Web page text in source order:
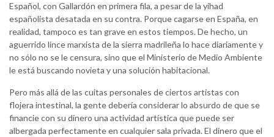
Español, con Gallardón en primera fila, a pesar de la yihad
españolista desatada en su contra. Porque cagarse en España, en
realidad, tampoco es tan grave en estos tiempos. De hecho, un
aguerrido lince marxista de la sierra madrileña lo hace diariamente y
no sólo no se le censura, sino que el Ministerio de Medio Ambiente
le está buscando novieta y una solución habitacional.
Pero más allá de las cuitas personales de ciertos artistas con
flojera intestinal, la gente debería considerar lo absurdo de que se
financie con su dinero una actividad artística que puede ser
albergada perfectamente en cualquier sala privada. El dinero que el